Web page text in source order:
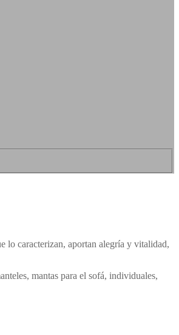
lo caracterizan, aportan alegría y vitalidad,
mantas para el sofá, individuales,